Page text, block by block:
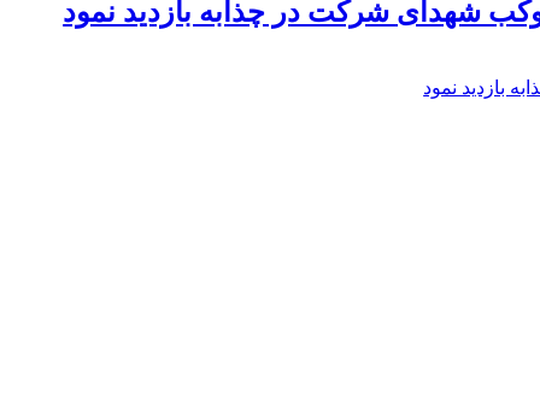
شهدای شرکت در چذابه بازدید نمود
بازدید نمود